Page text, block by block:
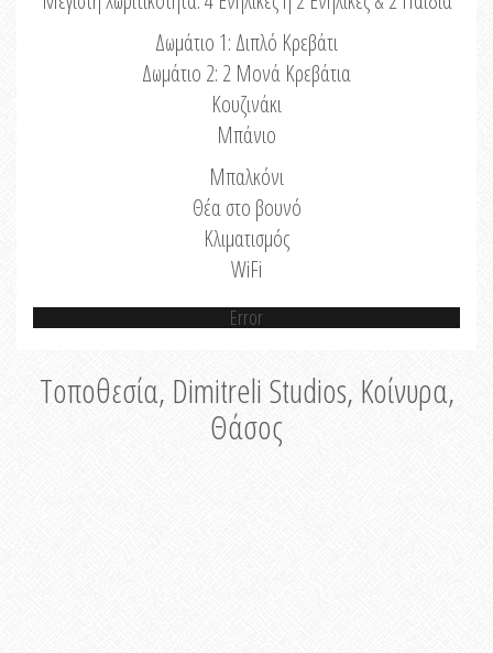
Δωμάτιο 1: Διπλό Κρεβάτι
Δωμάτιο 2: 2 Μονά Κρεβάτια
Κουζινάκι
Μπάνιο
Μπαλκόνι
Θέα στο βουνό
Κλιματισμός
WiFi
Error
Τοποθεσία, Dimitreli Studios, Κοίνυρα,
Θάσος